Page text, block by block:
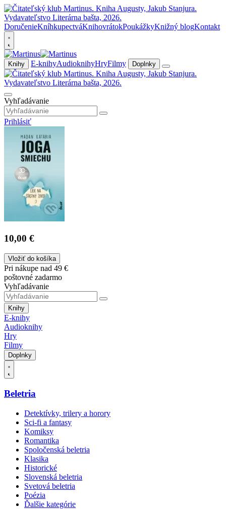
DoručenieKníhkupectváKnihovrátokPoukážkyKnižný blogKontakt
Knihy E-knihyAudioknihyHryFilmy Doplnky
Vyhľadávanie
Prihlásiť
10,00 €
Vložiť do košíka
Pri nákupe nad 49 €
poštovné zadarmo
Vyhľadávanie
Knihy
E-knihy
Audioknihy
Hry
Filmy
Doplnky
Beletria
Detektívky, trilery a horory
Sci-fi a fantasy
Komiksy
Romantika
Spoločenská beletria
Klasika
Historické
Slovenská beletria
Svetová beletria
Poézia
Ďalšie kategórie